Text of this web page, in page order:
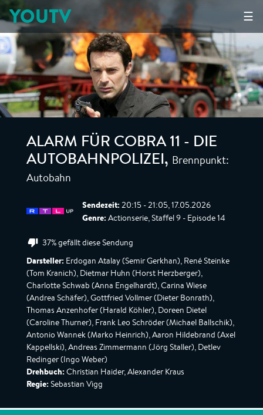
☰
YOUTV
ALARM FÜR COBRA 11 - DIE
AUTOBAHNPOLIZEI, Brennpunkt:
Autobahn
Sendezeit: 20:15 - 21:05, 17.05.2026
Genre: Actionserie, Staffel 9 - Episode 14
37% gefällt diese Sendung
Darsteller: Erdogan Atalay (Semir Gerkhan), René Steinke
(Tom Kranich), Dietmar Huhn (Horst Herzberger),
Charlotte Schwab (Anna Engelhardt), Carina Wiese
(Andrea Schäfer), Gottfried Vollmer (Dieter Bonrath),
Thomas Anzenhofer (Harald Köhler), Doreen Dietel
(Caroline Thurner), Frank Leo Schröder (Michael Ballschik),
Antonio Wannek (Marko Heinrich), Aaron Hildebrand (Axel
Kappellski), Andreas Zimmermann (Jörg Staller), Detlev
Redinger (Ingo Weber)
Drehbuch: Christian Haider, Alexander Kraus
Regie: Sebastian Vigg